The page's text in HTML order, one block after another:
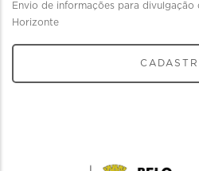
Envio de informações para
Horizonte